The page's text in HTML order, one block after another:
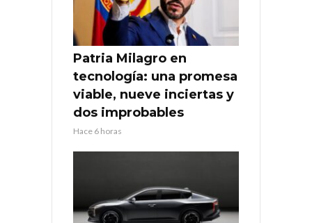
Patria Milagro en
tecnología: una promesa
viable, nueve inciertas y
dos improbables
Hace 6 horas